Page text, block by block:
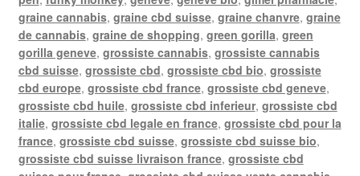
graine cannabis, graine cbd suisse, graine chanvre, graine
de cannabis, graine de shopping, green gorilla, green
gorilla geneve, grossiste cannabis, grossiste cannabis
cbd suisse, grossiste cbd, grossiste cbd bio, grossiste
cbd europe, grossiste cbd france, grossiste cbd geneve,
grossiste cbd huile, grossiste cbd inferieur, grossiste cbd
italie, grossiste cbd legale en france, grossiste cbd pour la
france, grossiste cbd suisse, grossiste cbd suisse bio,
grossiste cbd suisse livraison france, grossiste cbd